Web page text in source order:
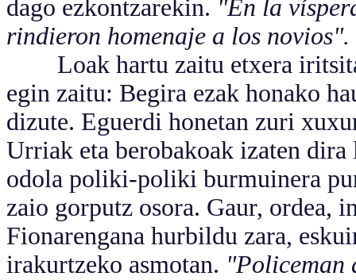
dago ezkontzarekin. "En la
rindieron homenaje a los novios".
Loak hartu zaitu etxera
egin zaitu: Begira ezak honako
dizute. Eguerdi honetan zuri
Urriak eta berobakoak izaten dira
odola poliki-poliki burmuinera
zaio gorputz osora. Gaur, ordea,
Fionarengana hurbildu zara,
irakurtzeko asmotan. "Policeman